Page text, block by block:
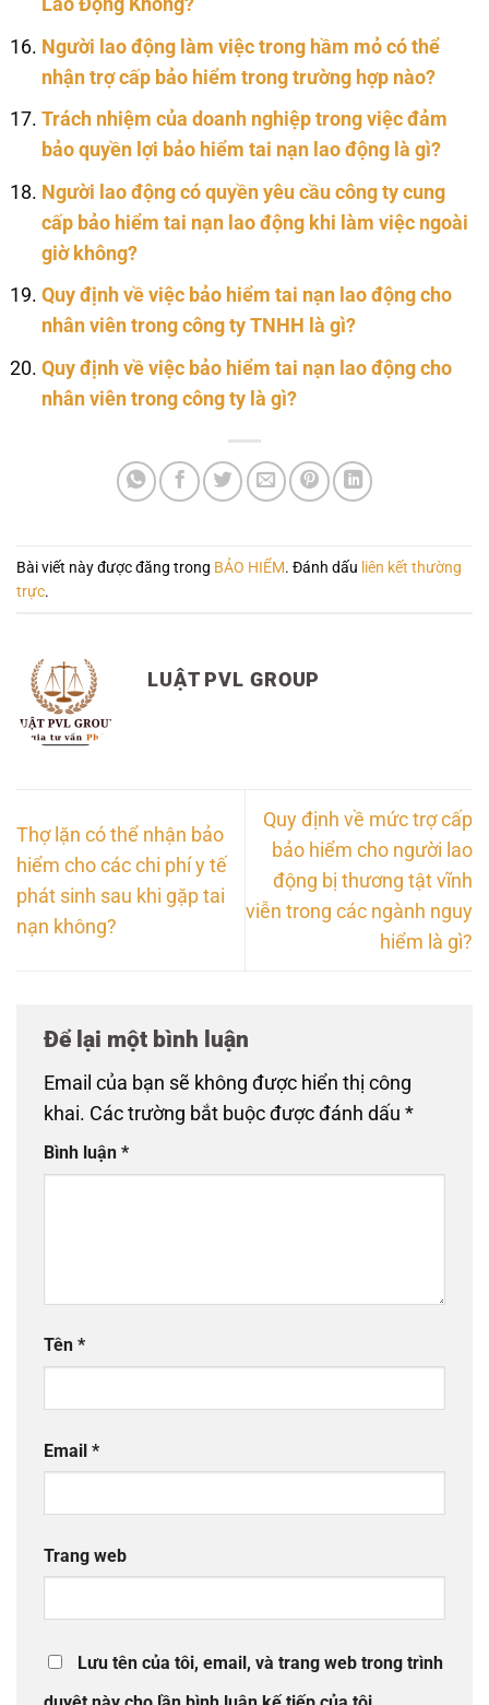
Lao Động Không?
Người lao động làm việc trong hầm mỏ có thể
nhận trợ cấp bảo hiểm trong trường hợp nào?
Trách nhiệm của doanh nghiệp trong việc đảm
bảo quyền lợi bảo hiểm tai nạn lao động là gì?
Người lao động có quyền yêu cầu công ty cung
cấp bảo hiểm tai nạn lao động khi làm việc ngoài
giờ không?
Quy định về việc bảo hiểm tai nạn lao động cho
nhân viên trong công ty TNHH là gì?
Quy định về việc bảo hiểm tai nạn lao động cho
nhân viên trong công ty là gì?
Bài viết này được đăng trong BẢO HIỂM. Đánh dấu liên kết thường
trực.
LUẬT PVL GROUP
Thợ lặn có thể nhận bảo
hiểm cho các chi phí y tế
phát sinh sau khi gặp tai
nạn không?
Quy định về mức trợ cấp
bảo hiểm cho người lao
động bị thương tật vĩnh
viễn trong các ngành nguy
hiểm là gì?
Để lại một bình luận
Email của bạn sẽ không được hiển thị công
khai. Các trường bắt buộc được đánh dấu *
Bình luận *
Tên *
Email *
Trang web
Lưu tên của tôi, email, và trang web trong trình